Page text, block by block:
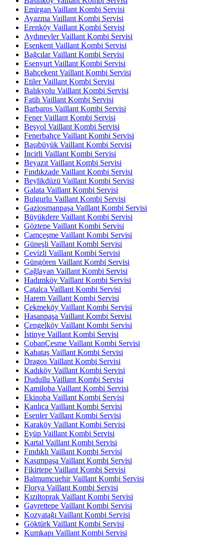
Emirgan Vaillant Kombi Servisi
Ayazma Vaillant Kombi Servisi
Erenköy Vaillant Kombi Servisi
Aydınevler Vaillant Kombi Servisi
Esenkent Vaillant Kombi Servisi
Bağcılar Vaillant Kombi Servisi
Esenyurt Vaillant Kombi Servisi
Bahçekent Vaillant Kombi Servisi
Etiler Vaillant Kombi Servisi
Balıkyolu Vaillant Kombi Servisi
Fatih Vaillant Kombi Servisi
Barbaros Vaillant Kombi Servisi
Fener Vaillant Kombi Servisi
Beşyol Vaillant Kombi Servisi
Fenerbahçe Vaillant Kombi Servisi
Başıbüyük Vaillant Kombi Servisi
İncirli Vaillant Kombi Servisi
Beyazıt Vaillant Kombi Servisi
Fındıkzade Vaillant Kombi Servisi
Beylikdüzü Vaillant Kombi Servisi
Galata Vaillant Kombi Servisi
Bulgurlu Vaillant Kombi Servisi
Gaziosmanpaşa Vaillant Kombi Servisi
Büyükdere Vaillant Kombi Servisi
Göztepe Vaillant Kombi Servisi
Camçeşme Vaillant Kombi Servisi
Güneşli Vaillant Kombi Servisi
Cevizli Vaillant Kombi Servisi
Güngören Vaillant Kombi Servisi
Çağlayan Vaillant Kombi Servisi
Hadımköy Vaillant Kombi Servisi
Çatalca Vaillant Kombi Servisi
Harem Vaillant Kombi Servisi
Çekmeköy Vaillant Kombi Servisi
Hasanpaşa Vaillant Kombi Servisi
Çengelköy Vaillant Kombi Servisi
İstinye Vaillant Kombi Servisi
ÇobanÇesme Vaillant Kombi Servisi
Kabataş Vaillant Kombi Servisi
Dragos Vaillant Kombi Servisi
Kadıköy Vaillant Kombi Servisi
Dudullu Vaillant Kombi Servisi
Kamiloba Vaillant Kombi Servisi
Ekinoba Vaillant Kombi Servisi
Kanlıca Vaillant Kombi Servisi
Esenler Vaillant Kombi Servisi
Karaköy Vaillant Kombi Servisi
Eyüp Vaillant Kombi Servisi
Kartal Vaillant Kombi Servisi
Fındıklı Vaillant Kombi Servisi
Kasımpaşa Vaillant Kombi Servisi
Fikirtepe Vaillant Kombi Servisi
Balmumcuehir Vaillant Kombi Servisi
Florya Vaillant Kombi Servisi
Kızıltoprak Vaillant Kombi Servisi
Gayrettepe Vaillant Kombi Servisi
Kozyatağı Vaillant Kombi Servisi
Göktürk Vaillant Kombi Servisi
Kumkapı Vaillant Kombi Servisi